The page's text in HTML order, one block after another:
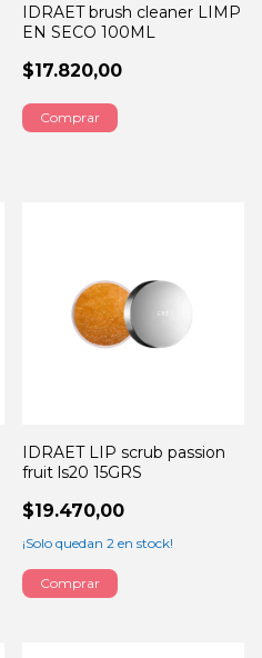
IDRAET brush cleaner LIMP
EN SECO 100ML
$17.820,00
IDRAET LIP scrub passion
fruit ls20 15GRS
$19.470,00
¡Solo quedan 2 en stock!